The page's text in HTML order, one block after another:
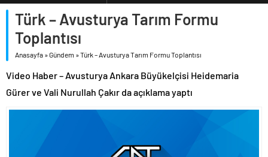
Gökel’den Çorum’a: Balçık’ın Yükünü Hafifletmeliyiz
Kırmızı-Siyahlılarda Yeni Rota Çorum mu, İstanbul mu?
Penetra, Süper Lig’in En Değerli Kaçıncı Stoperi Oldu?
Stadyumdaki Hazırlıklar Denetlendi
EURO
ALTIN
BIST
Türk – Avusturya Tarım Formu
Toplantısı
Anasayfa »Gündem »Türk – Avusturya Tarım Formu Toplantısı
Video Haber – Avusturya Ankara Büyükelçisi Heidemaria
Gürer ve Vali Nurullah Çakır da açıklama yaptı